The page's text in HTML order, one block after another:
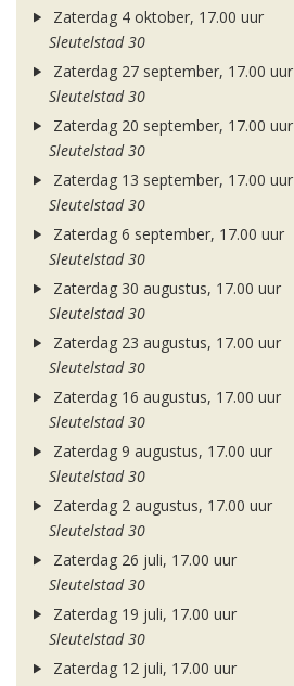
Zaterdag 4 oktober, 17.00 uur
Sleutelstad 30
Zaterdag 27 september, 17.00 uur
Sleutelstad 30
Zaterdag 20 september, 17.00 uur
Sleutelstad 30
Zaterdag 13 september, 17.00 uur
Sleutelstad 30
Zaterdag 6 september, 17.00 uur
Sleutelstad 30
Zaterdag 30 augustus, 17.00 uur
Sleutelstad 30
Zaterdag 23 augustus, 17.00 uur
Sleutelstad 30
Zaterdag 16 augustus, 17.00 uur
Sleutelstad 30
Zaterdag 9 augustus, 17.00 uur
Sleutelstad 30
Zaterdag 2 augustus, 17.00 uur
Sleutelstad 30
Zaterdag 26 juli, 17.00 uur
Sleutelstad 30
Zaterdag 19 juli, 17.00 uur
Sleutelstad 30
Zaterdag 12 juli, 17.00 uur